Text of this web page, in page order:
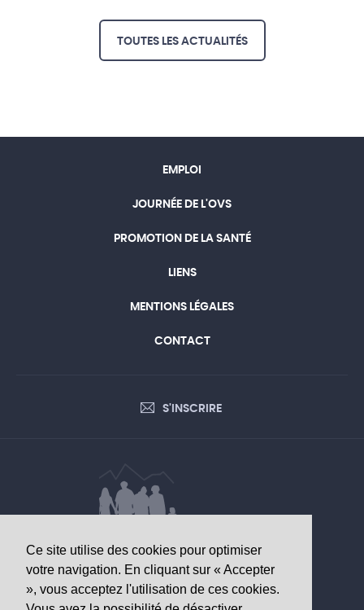
Ce site utilise des cookies pour optimiser
votre navigation. En cliquant sur « Accepter
», vous acceptez l'utilisation de ces cookies.
TOUTES LES ACTUALITÉS
EMPLOI
JOURNÉE DE L'OVS
PROMOTION DE LA SANTÉ
LIENS
MENTIONS LÉGALES
CONTACT
S'INSCRIRE
DONNÉES D’INTÉRÊT SANITAIRE
Observatoire valaisan de la santé